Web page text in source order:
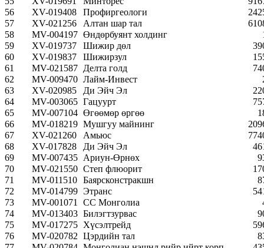
56
XV-019408 Профиргеологи
57
XV-021256 Алтан шар тал
58
MV-004197 Өндөрбуянт холдинг
59
XV-019737 Шижир дөл
60
XV-019837 Шижирзул
61
MV-021587 Делта голд
62
MV-009470 Лайм-Инвест
63
XV-020985 Ди Эйч Эл
64
MV-003065 Гацуурт
65
MV-007104 Өгөөмөр өргөө
66
MV-018219 Мушгуу майнинг
67
XV-021260 Амьюс
68
XV-017828 Ди Эйч Эл
69
MV-007435 Ариун-Өрнөх
70
MV-021550 Степ флюорит
71
MV-011510 Баярсконстракшн
72
MV-014799 Этранс
73
MV-001071 СС Монголиа
74
MV-013403 Билэгтзурвас
75
MV-017275 Хүсэлтрейд
76
MV-020782 Цэрдийн тал